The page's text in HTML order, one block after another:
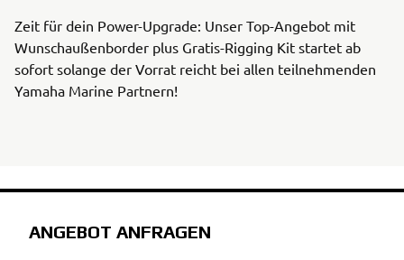
Zeit für dein Power-Upgrade: Unser Top-Angebot mit
Wunschaußenborder plus Gratis-Rigging Kit startet ab
sofort solange der Vorrat reicht bei allen teilnehmenden
Yamaha Marine Partnern!